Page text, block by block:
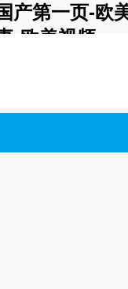
产第一页-欧
-欧美视频